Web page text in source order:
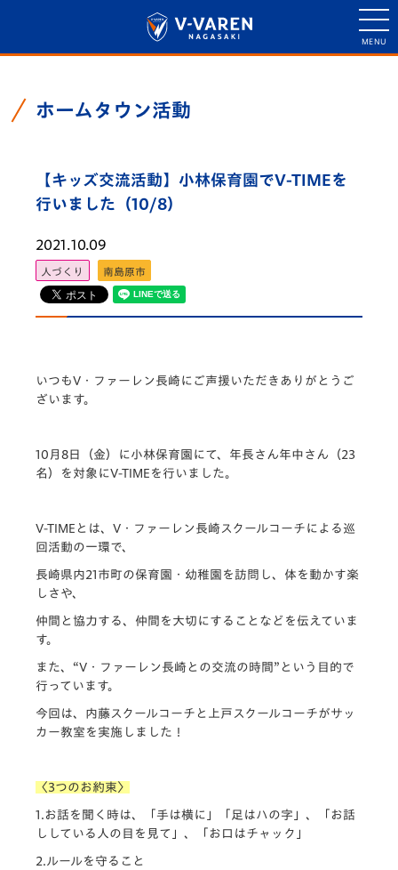
ホームタウン活動
【キッズ交流活動】小林保育園でV-TIMEを
行いました（10/8）
2021.10.09
人づくり 南島原市
いつもV・ファーレン長崎にご声援いただきありがとうご
ざいます。
10月8日（金）に小林保育園にて、年長さん年中さん（23
名）を対象にV-TIMEを行いました。
V-TIMEとは、V・ファーレン長崎スクールコーチによる巡
回活動の一環で、
長崎県内21市町の保育園・幼稚園を訪問し、体を動かす楽
しさや、
仲間と協力する、仲間を大切にすることなどを伝えていま
す。
また、“V・ファーレン長崎との交流の時間”という目的で
行っています。
今回は、内藤スクールコーチと上戸スクールコーチがサッ
カー教室を実施しました！
〈3つのお約束〉
1.お話を聞く時は、「手は横に」「足はハの字」、「お話
ししている人の目を見て」、「お口はチャック」
2.ルールを守ること